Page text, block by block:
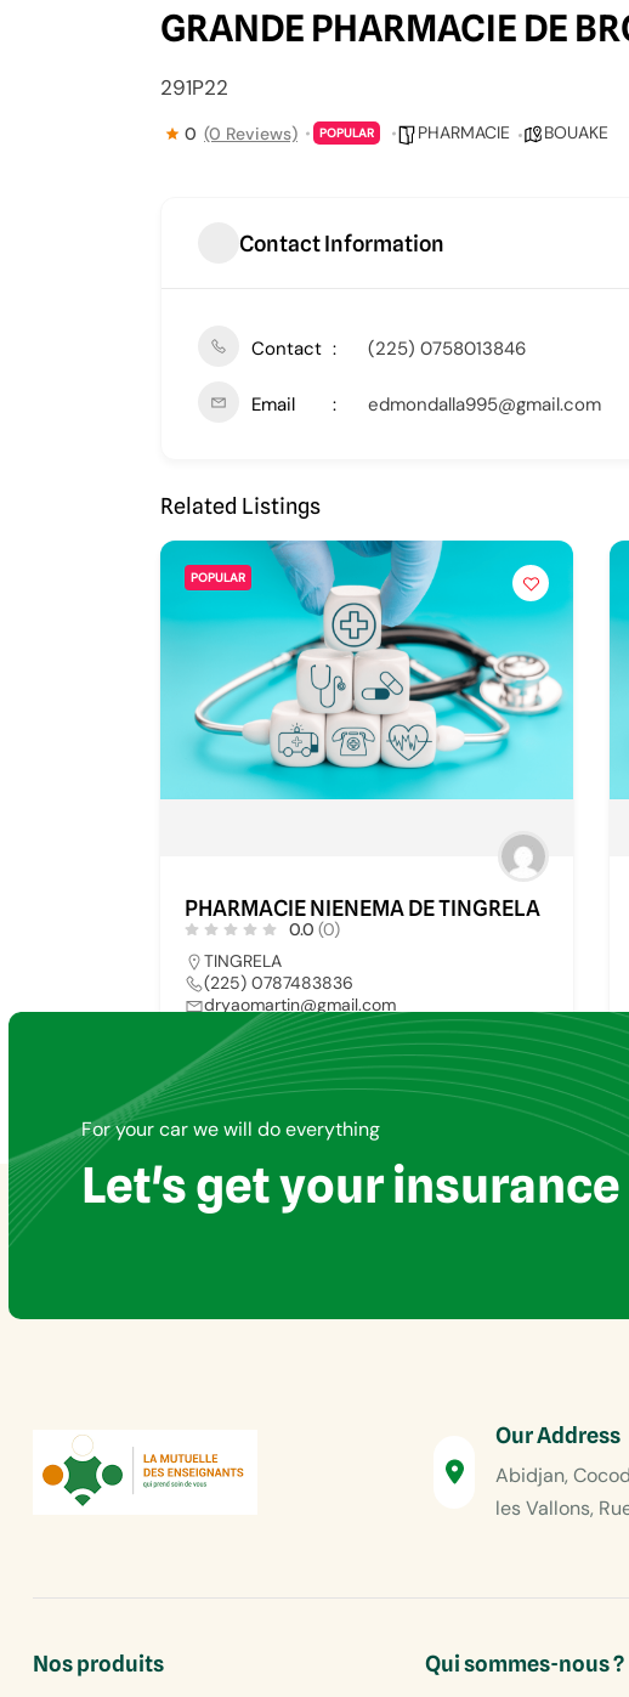
GRANDE PHARMACIE DE
291P22
0 (0 Reviews) POPULAR PHARMACIE BOUAKE
Contact Information
Contact (225) 0758013846
Email edmondalla995@gmail.com
Related Listings
POPULAR
PHARMACIE NIENEMA DE TINGRELA
0.0 (0)
TINGRELA
(225) 0787483836
dryaomartin@gmail.com
PHARMACIE 58
For your car we will do everything
Let's get your insurance
Our Address
Abidjan,
les Vallons,
Nos produits Qui sommes-nous ?